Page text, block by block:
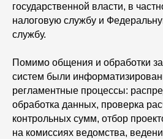
государственной власти, в
налоговую службу и
службу.
Помимо общения и обработки
систем были
регламентные процессы:
обработка данных, проверка
контрольных сумм, отбор
на комиссиях ведомства,